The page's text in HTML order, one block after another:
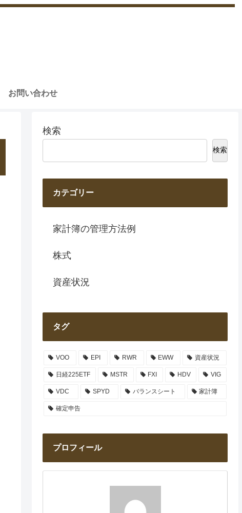
お問い合わせ
検索
検索
カテゴリー
家計簿の管理方法例
株式
資産状況
タグ
VOO EPI RWR EWW 資産状況
日経225ETF MSTR FXI HDV VIG
VDC SPYD バランスシート 家計簿
確定申告
プロフィール